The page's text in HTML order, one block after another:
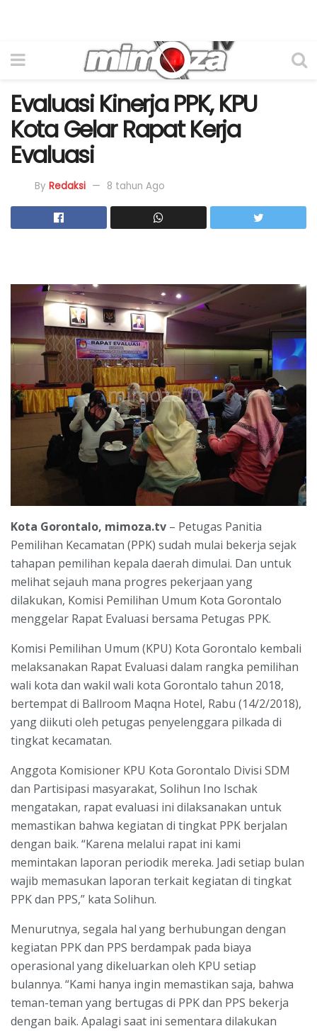
Evaluasi Kinerja PPK, KPU
Kota Gelar Rapat Kerja
Evaluasi
By Redaksi 8 tahun Ago
Kota Gorontalo, mimoza.tv – Petugas Panitia
Pemilihan Kecamatan (PPK) sudah mulai bekerja sejak
tahapan pemilihan kepala daerah dimulai. Dan untuk
melihat sejauh mana progres pekerjaan yang
dilakukan, Komisi Pemilihan Umum Kota Gorontalo
menggelar Rapat Evaluasi bersama Petugas PPK.
Komisi Pemilihan Umum (KPU) Kota Gorontalo kembali
melaksanakan Rapat Evaluasi dalam rangka pemilihan
wali kota dan wakil wali kota Gorontalo tahun 2018,
bertempat di Ballroom Maqna Hotel, Rabu (14/2/2018),
yang diikuti oleh petugas penyelenggara pilkada di
tingkat kecamatan.
Anggota Komisioner KPU Kota Gorontalo Divisi SDM
dan Partisipasi masyarakat, Solihun Ino Ischak
mengatakan, rapat evaluasi ini dilaksanakan untuk
memastikan bahwa kegiatan di tingkat PPK berjalan
dengan baik. “Karena melalui rapat ini kami
memintakan laporan periodik mereka. Jadi setiap bulan
wajib memasukan laporan terkait kegiatan di tingkat
PPK dan PPS,” kata Solihun.
Menurutnya, segala hal yang berhubungan dengan
kegiatan PPK dan PPS berdampak pada biaya
operasional yang dikeluarkan oleh KPU setiap
bulannya. “Kami hanya ingin memastikan saja, bahwa
teman-teman yang bertugas di PPK dan PPS bekerja
dengan baik. Apalagi saat ini sementara dilakukan